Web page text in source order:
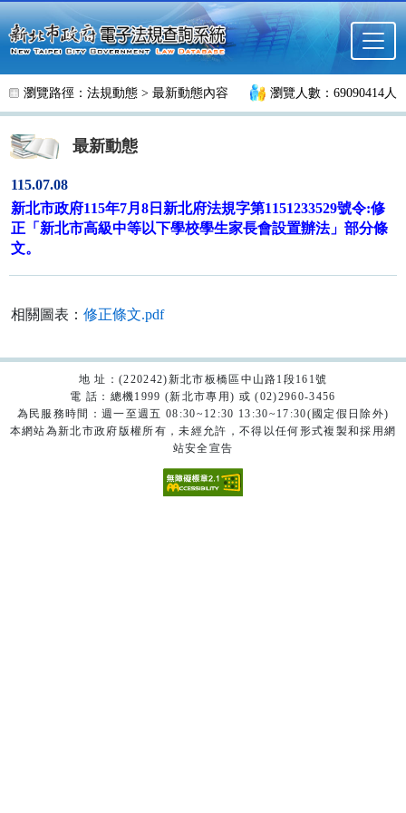
跳至主要內容
瀏覽路徑： 法規動態 > 最新動態內容 瀏覽人數：69090414人
最新動態
115.07.08
新北市政府115年7月8日新北府法規字第1151233529號令:修
正「新北市高級中等以下學校學生家長會設置辦法」部分條
文。
相關圖表： 修正條文.pdf
地 址：(220242)新北市板橋區中山路1段161號
電 話：總機1999 (新北市專用) 或 (02)2960-3456
為民服務時間：週一至週五 08:30~12:30 13:30~17:30(國定假日除外)
本網站為新北市政府版權所有，未經允許，不得以任何形式複製和採用網
站安全宣告